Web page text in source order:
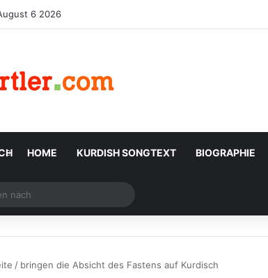
6 2026
HOME KURDISH SONGTEXT BIOGRAPHIE
Artikel
nach
/ bringen die Absicht des Fastens auf Kurdisch